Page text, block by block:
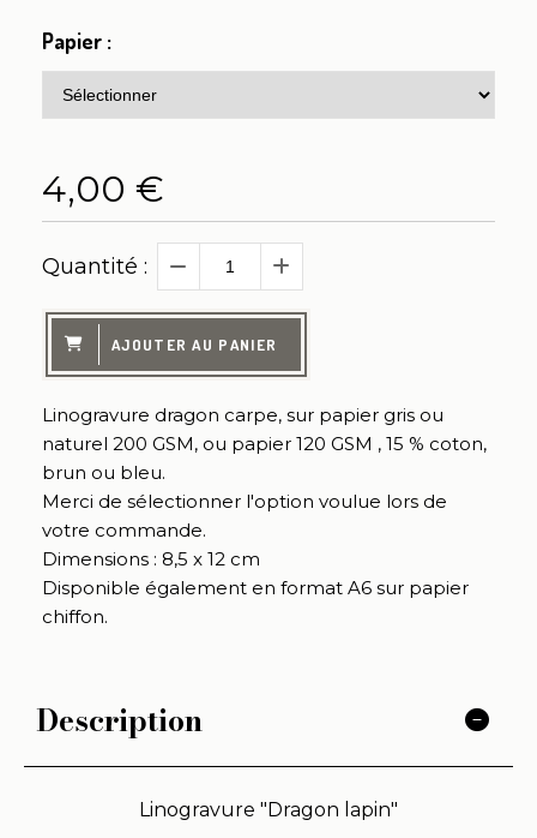
Papier :
4,00 €
Quantité :
AJOUTER AU PANIER
Linogravure dragon carpe, sur papier gris ou
naturel 200 GSM, ou papier 120 GSM , 15 % coton,
brun ou bleu.
Merci de sélectionner l'option voulue lors de
votre commande.
Dimensions : 8,5 x 12 cm
Disponible également en format A6 sur papier
chiffon.
Description
Linogravure "Dragon lapin"